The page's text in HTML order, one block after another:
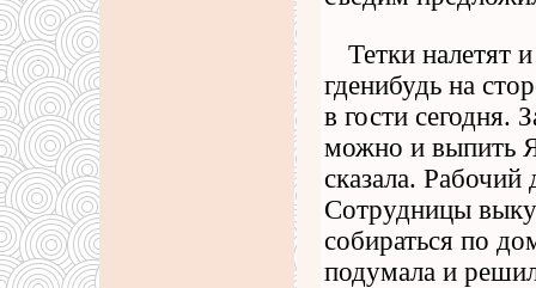
Тетки налетят
гденибудь на
в гости сегодня.
можно и выпить
сказала. Рабочий
Сотрудницы
собираться по
подумала и